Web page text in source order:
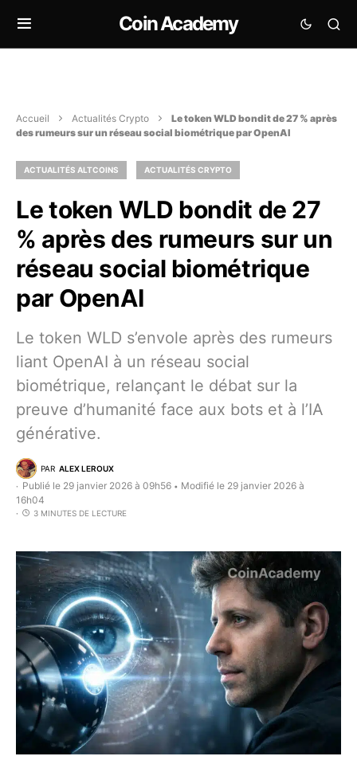
Coin Academy
Accueil Actualités Crypto
Le token WLD bondit de 27 % après
des rumeurs sur un réseau social biométrique par OpenAI
ACTUALITÉS ALTCOINS ACTUALITÉS CRYPTO
Le token WLD bondit de 27
% après des rumeurs sur un
réseau social biométrique
par OpenAI
Le token WLD s’envole après des rumeurs
liant OpenAI à un réseau social
biométrique, relançant le débat sur la
preuve d’humanité face aux bots et à l’IA
générative.
PAR ALEX LEROUX
Publié le 29 janvier 2026 à 09h56 • Modifié le 29 janvier 2026 à
16h04
3 MINUTES DE LECTURE